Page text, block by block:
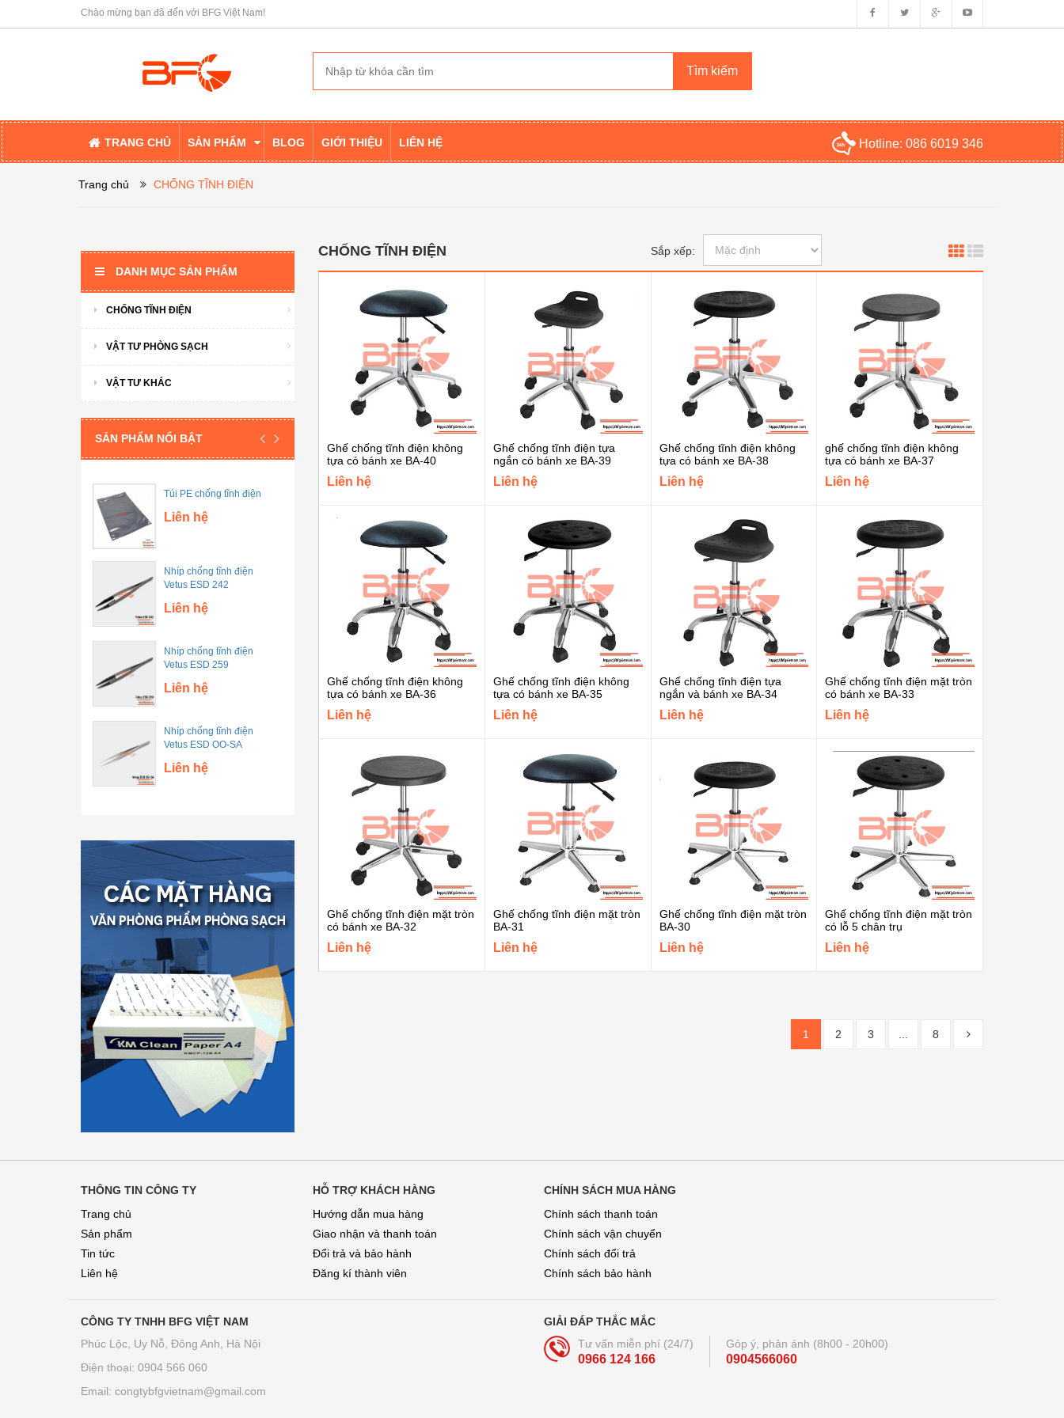
Chào mừng bạn đã đến với BFG Việt Nam!
TRANG CHỦ SẢN PHẨM BLOG GIỚI THIỆU LIÊN HỆ Hotline: 086 6019 346
Trang chủ CHỐNG TĨNH ĐIỆN
DANH MỤC SẢN PHẨM
CHỐNG TĨNH ĐIỆN
VẬT TƯ PHÒNG SẠCH
VẬT TƯ KHÁC
SẢN PHẨM NỔI BẬT
Túi PE chống tĩnh điện
Liên hệ
Nhíp chống tĩnh điện
Vetus ESD 242
Liên hệ
Nhíp chống tĩnh điện
Vetus ESD 259
Liên hệ
Nhíp chống tĩnh điện
Vetus ESD OO-SA
Liên hệ
Liên hệ
Nhíp chống tĩnh điện
Vetus ESD 7A
Liên hệ
Nhíp chống tĩnh điện
Vetus 34A-SA
Liên hệ
CHỐNG TĨNH ĐIỆN Sắp xếp:
Ghế chống tĩnh điện không
tựa có bánh xe BA-40
Liên hệ
Ghế chống tĩnh điện tựa
ngắn có bánh xe BA-39
Liên hệ
Ghế chống tĩnh điện không
tựa có bánh xe BA-38
Liên hệ
ghế chống tĩnh điện không
tựa có bánh xe BA-37
Liên hệ
Ghế chống tĩnh điện không
tựa có bánh xe BA-36
Liên hệ
Ghế chống tĩnh điện không
tựa có bánh xe BA-35
Liên hệ
Ghế chống tĩnh điện tựa
ngắn và bánh xe BA-34
Liên hệ
Ghế chống tĩnh điện mặt tròn
có bánh xe BA-33
Liên hệ
Ghế chống tĩnh điện mặt tròn
có bánh xe BA-32
Liên hệ
Ghế chống tĩnh điện mặt tròn
BA-31
Liên hệ
Ghế chống tĩnh điện mặt tròn
BA-30
Liên hệ
Ghế chống tĩnh điện mặt tròn
có lỗ 5 chân trụ
Liên hệ
1 2 3 ... 8
THÔNG TIN CÔNG TY
Trang chủ
Sản phẩm
Tin tức
Liên hệ
HỖ TRỢ KHÁCH HÀNG
Hướng dẫn mua hàng
Giao nhận và thanh toán
Đổi trả và bảo hành
Đăng kí thành viên
CHÍNH SÁCH MUA HÀNG
Chính sách thanh toán
Chính sách vận chuyển
Chính sách đổi trả
Chính sách bảo hành
CÔNG TY TNHH BFG VIỆT NAM
Phúc Lộc, Uy Nỗ, Đông Anh, Hà Nội
Điện thoại: 0904 566 060
Email: congtybfgvietnam@gmail.com
GIẢI ĐÁP THẮC MẮC
Tư vấn miễn phí (24/7)
0966 124 166
Góp ý, phản ánh (8h00 - 20h00)
0904566060